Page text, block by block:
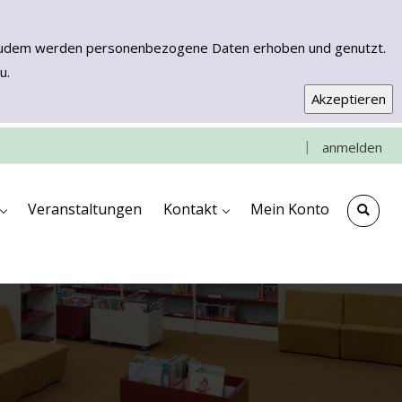
werden personenbezogene Daten erhoben und genutzt.
| anmelden
Veranstaltungen
Kontakt
Mein Konto